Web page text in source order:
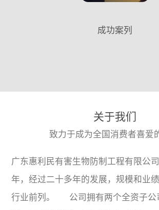
成功案列
关于我们
致力于成为全国消费者喜爱
广东惠利民有害生物防制工程有限公
年，经过二十多年的发展，规模和业
行业前列。 公司拥有两个全资子公